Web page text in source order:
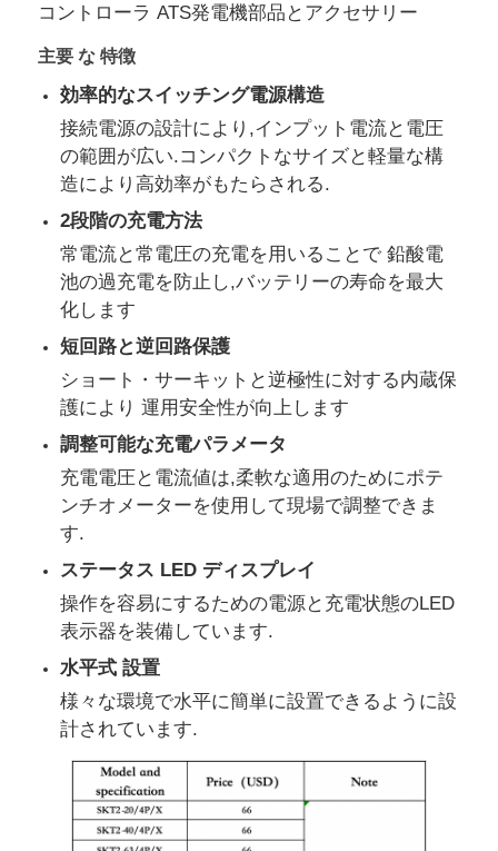
ホーム
製品
私たちについて
工場見学
品質管理
お問い合わせ
事件
無声ディーゼル発電機セット
ディーゼルジェネレーターセット
ガソリン発電機セット
コントローラ ATS発電機部品とアクセサリー
主要 な 特徴
効率的なスイッチング電源構造
接続電源の設計により,インプット電流と電圧
の範囲が広い.コンパクトなサイズと軽量な構
造により高効率がもたらされる.
2段階の充電方法
常電流と常電圧の充電を用いることで 鉛酸電
池の過充電を防止し,バッテリーの寿命を最大
化します
短回路と逆回路保護
ショート・サーキットと逆極性に対する内蔵保
護により 運用安全性が向上します
調整可能な充電パラメータ
充電電圧と電流値は,柔軟な適用のためにポテ
ンチオメーターを使用して現場で調整できま
す.
ステータス LED ディスプレイ
操作を容易にするための電源と充電状態のLED
表示器を装備しています.
水平式 設置
様々な環境で水平に簡単に設置できるように設
計されています.